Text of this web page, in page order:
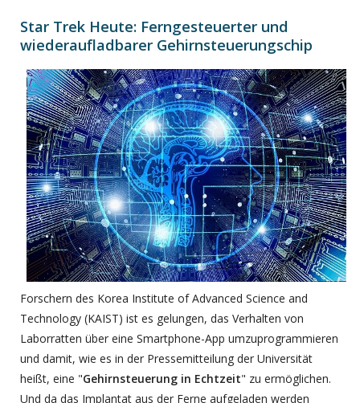
Star Trek Heute: Ferngesteuerter und
wiederaufladbarer Gehirnsteuerungschip
Forschern des Korea Institute of Advanced Science and
Technology (KAIST) ist es gelungen, das Verhalten von
Laborratten über eine Smartphone-App umzuprogrammieren
und damit, wie es in der Pressemitteilung der Universität
heißt, eine "Gehirnsteuerung in Echtzeit" zu ermöglichen.
Und da das Implantat aus der Ferne aufgeladen werden